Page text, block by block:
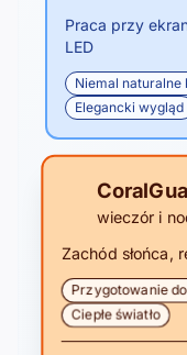
Praca przy
LED
Niemal naturalne
Elegancki wygląd
wieczór i
Zachód słońca,
Przygotowanie
Ciepłe światło